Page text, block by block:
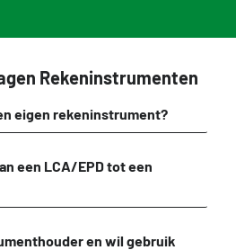
Rekeninstrumenten
eigen rekeninstrument?
een LCA/EPD tot een
en wil gebruik